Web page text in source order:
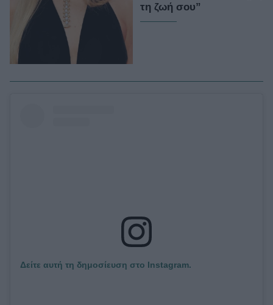
τη ζωή σου”
Δείτε αυτή τη δημοσίευση στο Instagram.